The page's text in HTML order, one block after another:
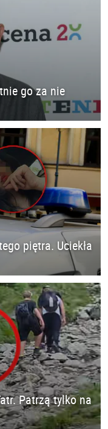
go za nie
piętra. Uciekła
Patrzą tylko na